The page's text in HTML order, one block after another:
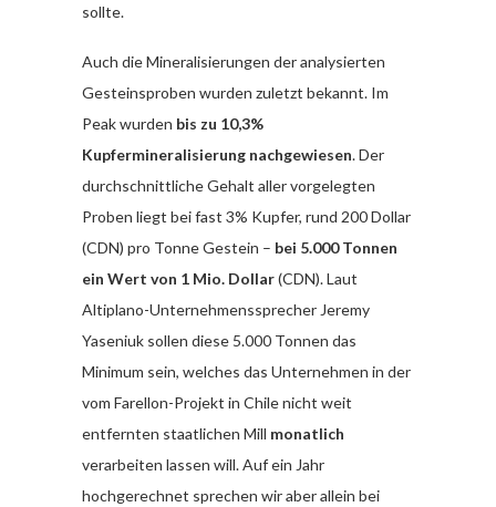
sollte.
Auch die Mineralisierungen der analysierten
Gesteinsproben wurden zuletzt bekannt. Im
Peak wurden bis zu 10,3%
Kupfermineralisierung nachgewiesen. Der
durchschnittliche Gehalt aller vorgelegten
Proben liegt bei fast 3% Kupfer, rund 200 Dollar
(CDN) pro Tonne Gestein – bei 5.000 Tonnen
ein Wert von 1 Mio. Dollar(CDN). Laut
Altiplano-Unternehmenssprecher Jeremy
Yaseniuk sollen diese 5.000 Tonnen das
Minimum sein, welches das Unternehmen in der
vom Farellon-Projekt in Chile nicht weit
entfernten staatlichen Mill monatlich
verarbeiten lassen will. Auf ein Jahr
hochgerechnet sprechen wir aber allein bei